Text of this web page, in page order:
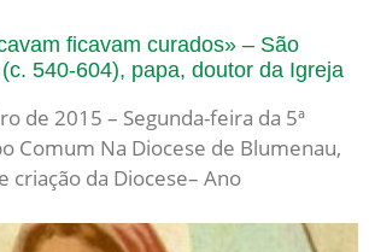
ficavam curados» – São
540-604), papa, doutor da Igreja
de 2015 – Segunda-feira da 5ª
Comum Na Diocese de Blumenau,
criação da Diocese– Ano